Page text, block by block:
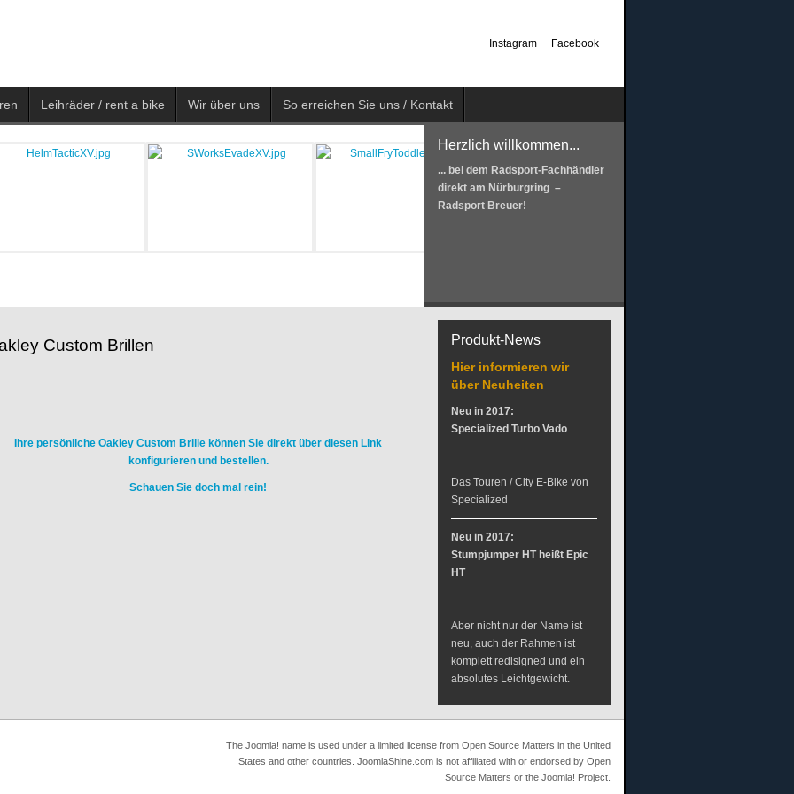
Instagram Facebook
Leihräder / rent a bike Wir über uns So erreichen Sie uns / Kontakt
Herzlich willkommen...
... bei dem Radsport-Fachhändler
direkt am Nürburgring –
Radsport Breuer!
Custom Brillen
Ihre persönliche Oakley Custom Brille können Sie direkt über diesen Link
konfigurieren und bestellen.
Schauen Sie doch mal rein!
Produkt-News
Hier informieren wir
über Neuheiten
Neu in 2017:
Specialized Turbo Vado
Das Touren / City E-Bike von
Specialized
Neu in 2017:
Stumpjumper HT heißt Epic
HT
Aber nicht nur der Name ist
neu, auch der Rahmen ist
komplett redisigned und ein
absolutes Leichtgewicht.
The Joomla! name is used under a limited license from Open Source Matters in the United
States and other countries. JoomlaShine.com is not affiliated with or endorsed by Open
Source Matters or the Joomla! Project.